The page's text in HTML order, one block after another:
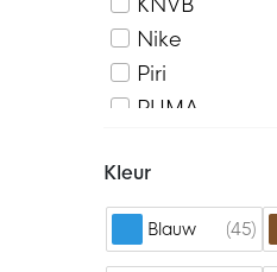
KNVB
Nike
Piri
PUMA
Sportec
Stanno
Under Armour
Kleur
Blauw 45